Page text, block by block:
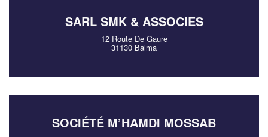
SARL SMK & ASSOCIES
12 Route De Gaure
31130 Balma
SOCIÉTÉ M’HAMDI MOSSAB